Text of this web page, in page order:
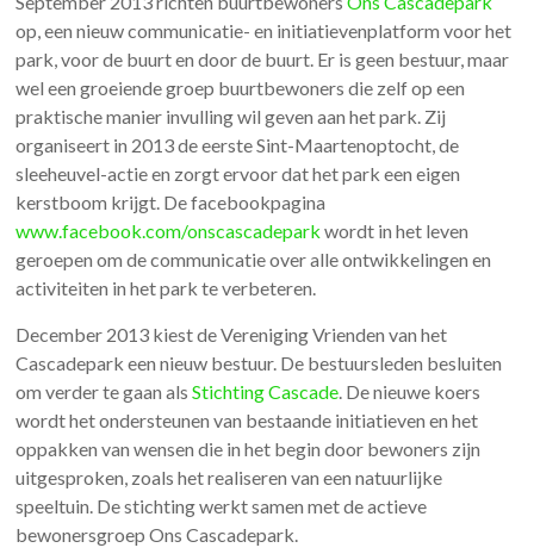
op, een nieuw communicatie- en initiatievenplatform voor het
park, voor de buurt en door de buurt. Er is geen bestuur, maar
wel een groeiende groep buurtbewoners die zelf op een
praktische manier invulling wil geven aan het park. Zij
organiseert in 2013 de eerste Sint-Maartenoptocht, de
sleeheuvel-actie en zorgt ervoor dat het park een eigen
kerstboom krijgt. De facebookpagina
www.facebook.com/onscascadepark wordt in het leven
geroepen om de communicatie over alle ontwikkelingen en
activiteiten in het park te verbeteren.
December 2013 kiest de Vereniging Vrienden van het
Cascadepark een nieuw bestuur. De bestuursleden besluiten
om verder te gaan alsStichting Cascade. De nieuwe koers
wordt het ondersteunen van bestaande initiatieven en het
oppakken van wensen die in het begin door bewoners zijn
uitgesproken, zoals het realiseren van een natuurlijke
speeltuin. De stichting werkt samen met de actieve
bewonersgroep Ons Cascadepark.